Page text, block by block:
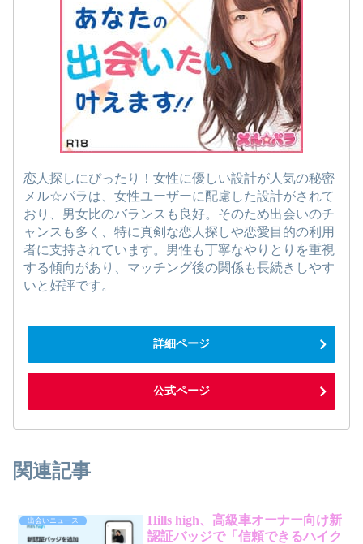
恋人探しにぴったり！女性に優しい設計が人気の秘密
メル☆パラは、女性ユーザーに配慮した設計がされて
おり、男女比のバランスも良好。そのため出会いのチ
ャンスも多く、特に真剣な恋人探しや恋愛目的の利用
者に支持されています。男性も丁寧なやりとりを重視
する傾向があり、マッチング後の関係も長続きしやす
いと好評です。
詳細ページ
公式ページ
関連記事
出会いニュース
Hills high、高級車オーナー向け新
認証バッジで「信頼できるハイク